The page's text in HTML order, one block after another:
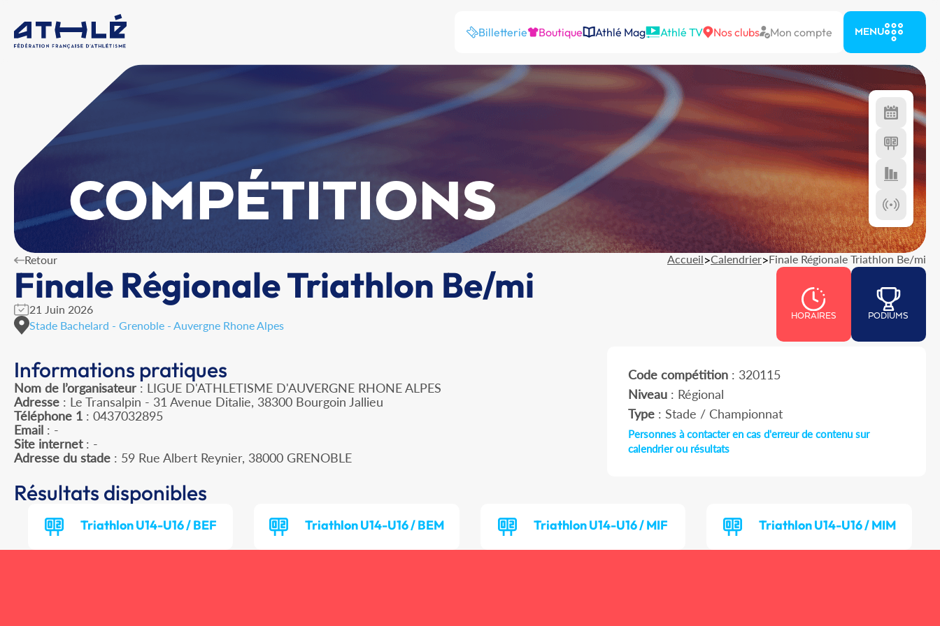
Billetterie Boutique Athlé Mag Athlé TV Nos clubs Mon compte MENU
COMPÉTITIONS
Retour Accueil>Calendrier>Finale Régionale Triathlon Be/mi
Finale Régionale Triathlon Be/mi
21 Juin 2026
Stade Bachelard - Grenoble - Auvergne Rhone Alpes
HORAIRES PODIUMS
Informations pratiques
Nom de l’organisateur : LIGUE D'ATHLETISME D'AUVERGNE RHONE ALPES
Adresse : Le Transalpin - 31 Avenue Ditalie, 38300 Bourgoin Jallieu
Téléphone 1 : 0437032895
Email : -
Site internet: -
Adresse du stade : 59 Rue Albert Reynier, 38000 GRENOBLE
Code compétition: 320115
Niveau: Régional
Type: Stade / Championnat
Personnes à contacter en cas d'erreur de contenu sur
calendrier ou résultats
Résultats disponibles
Triathlon U14-U16 / BEF Triathlon U14-U16 / BEM Triathlon U14-U16 / MIF Triathlon U14-U16 / MIM